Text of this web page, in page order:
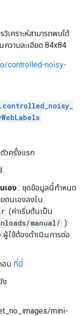
เคราะห์สามารถพบได้
วามละเอียด 84x84
controlled-noisy-
วครั้งแรก
เอง : ชุดข้อมูลนี้กำหนด
ตนเองลงใน
(ค่าเริ่มต้นเป็น
manual/ ):
ใช้ต้องดำเนินการต่อ
อบ ที่นี่
ง
mini-